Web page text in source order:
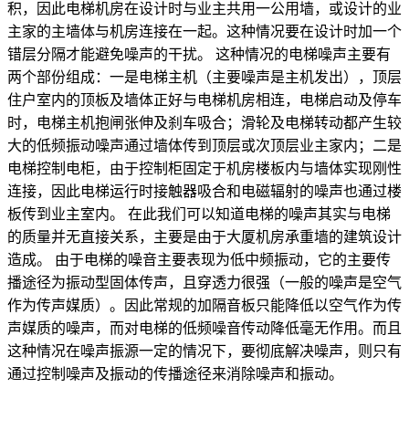
积，因此电梯机房在设计时与业主共用一公用墙，或设计的业
主家的主墙体与机房连接在一起。这种情况要在设计时加一个
错层分隔才能避免噪声的干扰。 这种情况的电梯噪声主要有
两个部份组成：一是电梯主机（主要噪声是主机发出），顶层
住户室内的顶板及墙体正好与电梯机房相连，电梯启动及停车
时，电梯主机抱闸张伸及刹车吸合；滑轮及电梯转动都产生较
大的低频振动噪声通过墙体传到顶层或次顶层业主家内；二是
电梯控制电柜，由于控制柜固定于机房楼板内与墙体实现刚性
连接，因此电梯运行时接触器吸合和电磁辐射的噪声也通过楼
板传到业主室内。 在此我们可以知道电梯的噪声其实与电梯
的质量并无直接关系，主要是由于大厦机房承重墙的建筑设计
造成。 由于电梯的噪音主要表现为低中频振动，它的主要传
播途径为振动型固体传声，且穿透力很强（一般的噪声是空气
作为传声媒质）。因此常规的加隔音板只能降低以空气作为传
声媒质的噪声，而对电梯的低频噪音传动降低毫无作用。而且
这种情况在噪声振源一定的情况下，要彻底解决噪声，则只有
通过控制噪声及振动的传播途径来消除噪声和振动。